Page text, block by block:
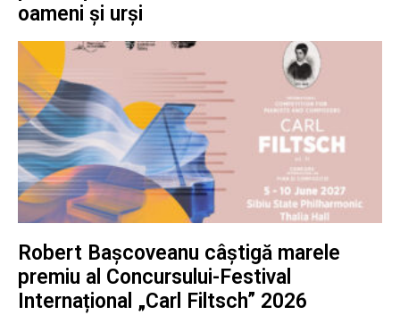
oameni și urși
Robert Bașcoveanu câștigă marele
premiu al Concursului-Festival
Internațional „Carl Filtsch” 2026